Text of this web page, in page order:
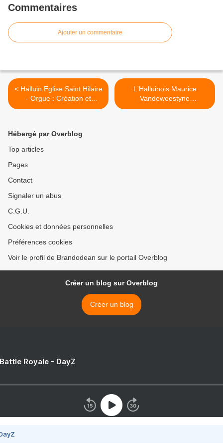
Commentaires
Ajouter un commentaire
< Halluin Eglise Saint Hilaire
- Orgue : Création et
Restauration... Festival
L'Halluinois Maurice
Vandewoestyne
Récompensé d'un Mercure
Hébergé par Overblog
Top articles
Pages
Contact
Signaler un abus
C.G.U.
Cookies et données personnelles
Préférences cookies
Voir le profil de Brandodean sur le portail Overblog
Créer un blog sur Overblog
Créer un blog
Royale - DayZ